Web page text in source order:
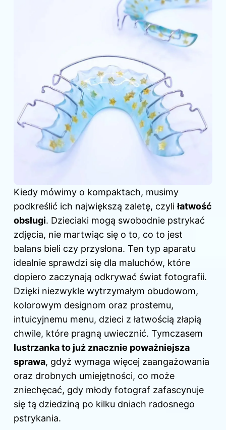
Kiedy mówimy o kompaktach, musimy
podkreślić ich największą zaletę, czyliłatwość
obsługi. Dzieciaki mogą swobodnie pstrykać
zdjęcia, nie martwiąc się o to, co to jest
balans bieli czy przysłona. Ten typ aparatu
idealnie sprawdzi się dla maluchów, które
dopiero zaczynają odkrywać świat fotografii.
Dzięki niezwykle wytrzymałym obudowom,
kolorowym designom oraz prostemu,
intuicyjnemu menu, dzieci z łatwością złapią
chwile, które pragną uwiecznić. Tymczasem
lustrzanka to już znacznie poważniejsza
sprawa, gdyż wymaga więcej zaangażowania
oraz drobnych umiejętności, co może
zniechęcać, gdy młody fotograf zafascynuje
się tą dziedziną po kilku dniach radosnego
pstrykania.